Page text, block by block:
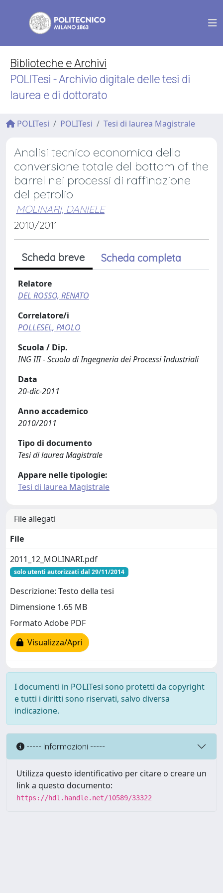
Biblioteche e Archivi
POLITesi - Archivio digitale delle tesi di
laurea e di dottorato
POLITesi POLITesi Tesi di laurea Magistrale
Analisi tecnico economica della
conversione totale del bottom of the
barrel nei processi di raffinazione
del petrolio
MOLINARI, DANIELE
2010/2011
Scheda breve Scheda completa
Relatore
DEL ROSSO, RENATO
Correlatore/i
POLLESEL, PAOLO
Scuola / Dip.
ING III - Scuola di Ingegneria dei Processi Industriali
Data
20-dic-2011
Anno accademico
2010/2011
Tipo di documento
Tesi di laurea Magistrale
Appare nelle tipologie:
Tesi di laurea Magistrale
File allegati
File
2011_12_MOLINARI.pdf
solo utenti autorizzati dal 29/11/2014
Descrizione: Testo della tesi
Dimensione 1.65 MB
Formato Adobe PDF
Visualizza/Apri
I documenti in POLITesi sono protetti da copyright
e tutti i diritti sono riservati, salvo diversa
indicazione.
----- Informazioni -----
Utilizza questo identificativo per citare o creare un
link a questo documento:
https://hdl.handle.net/10589/33322